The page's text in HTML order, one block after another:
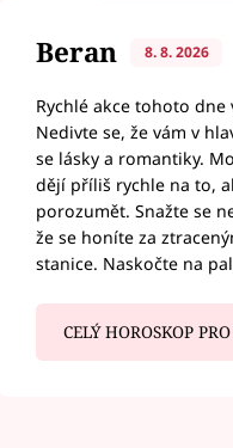
Beran 8. 8. 2026
Rychlé akce tohoto
Nedivte se, že vám v
se lásky a romantiky.
dějí příliš rychle na to,
porozumět. Snažte se
že se honíte za
stanice. Naskočte na
CELÝ HOROSKOP